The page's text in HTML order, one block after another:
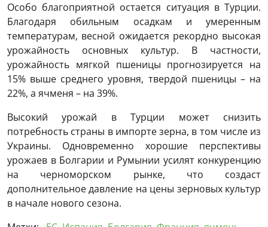
Особо благоприятной остается ситуация в Турции.
Благодаря обильным осадкам и умеренным
температурам, весной ожидается рекордно высокая
урожайность основных культур. В частности,
урожайность мягкой пшеницы прогнозируется на
15% выше среднего уровня, твердой пшеницы – на
22%, а ячменя – на 39%.
Высокий урожай в Турции может снизить
потребность страны в импорте зерна, в том числе из
Украины. Одновременно хорошие перспективы
урожаев в Болгарии и Румынии усилят конкуренцию
на черноморском рынке, что создаст
дополнительное давление на цены зерновых культур
в начале нового сезона.